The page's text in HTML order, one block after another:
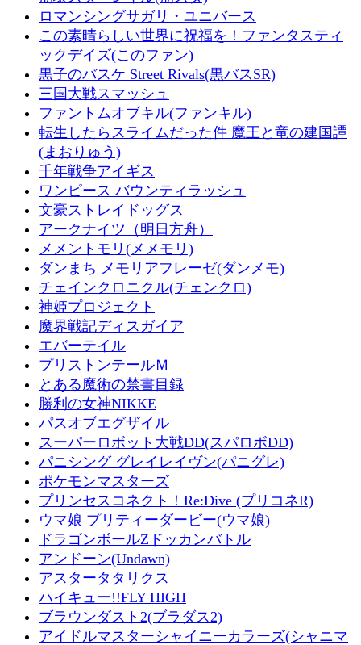
ロマンシングサガリ・ユニバース
この素晴らしい世界に祝福を！ファンタスティ
ックデイズ(このファン)
黒子のバスケ Street Rivals(黒バスSR)
三国大戦スマッシュ
ファントムオブキル(ファンキル)
転生したらスライムだった件 魔王と竜の建国譚
(まおりゅう)
千年戦争アイギス
ワンピース バウンティラッシュ
文豪ストレイドッグス
アークナイツ（明日方舟）
メメントモリ(メメモリ)
ダンまち メモリアフレーゼ(ダンメモ)
チェインクロニクル(チェンクロ)
神姫プロジェクト
魔界戦記ディスガイア
エバーテイル
プリストンテールＭ
とある魔術の禁書目録
勝利の女神NIKKE
パスオブエグザイル
スーパーロボット大戦DD(スパロボDD)
パニシング グレイレイヴン(パニグレ)
ポケモンマスターズ
プリンセスコネクト！Re:Dive (プリコネR)
ウマ娘 プリティーダービー(ウマ娘)
ドラゴンボールZドッカンバトル
アンドーン(Undawn)
アスタータタリクス
ハイキュー!!FLY HIGH
ブラウンダスト2(ブラダス2)
アイドルマスターシャイニーカラーズ(シャニマ